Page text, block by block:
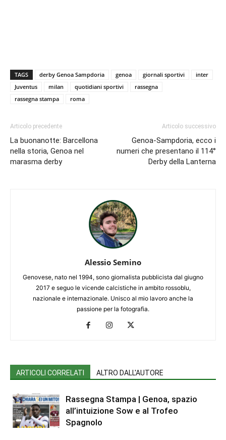
TAGS derby Genoa Sampdoria genoa giornali sportivi
inter
Juventus
milan quotidiani sportivi
rassegna
rassegna stampa
roma
Articolo precedente
La buonanotte: Barcellona
nella storia, Genoa nel
marasma derby
Articolo successivo
Genoa-Sampdoria, ecco i
numeri che presentano il 114°
Derby della Lanterna
Alessio Semino
Genovese, nato nel 1994, sono giornalista pubblicista dal giugno
2017 e seguo le vicende calcistiche in ambito rossoblu,
nazionale e internazionale. Unisco al mio lavoro anche la
passione per la fotografia.
ARTICOLI CORRELATI ALTRO DALL'AUTORE
Rassegna Stampa | Genoa, spazio
all’intuizione Sow e al Trofeo
Spagnolo